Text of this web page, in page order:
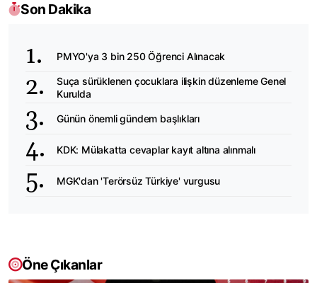
Son Dakika
PMYO'ya 3 bin 250 Öğrenci Alınacak
Suça sürüklenen çocuklara ilişkin düzenleme Genel
Kurulda
Günün önemli gündem başlıkları
KDK: Mülakatta cevaplar kayıt altına alınmalı
MGK'dan 'Terörsüz Türkiye' vurgusu
Öne Çıkanlar